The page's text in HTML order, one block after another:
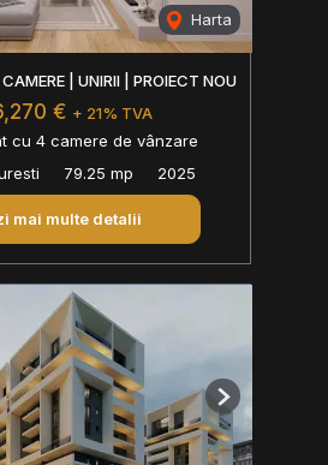
Harta
| UNIRII | PROIECT NOU
€ + 21% TVA
cu 4 camere de vânzare
79.25 mp 2025
mai multe detalii
Next